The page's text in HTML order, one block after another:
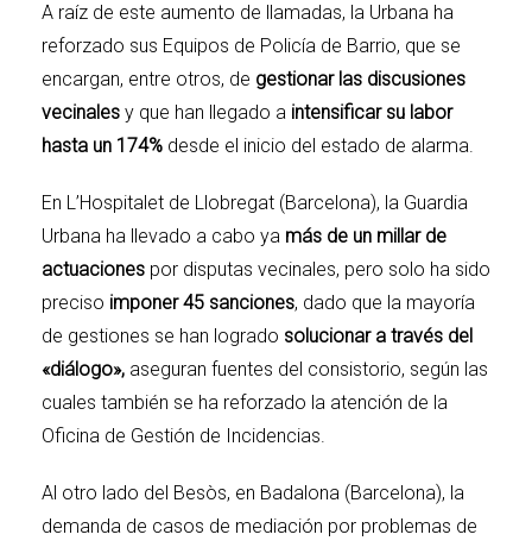
A raíz de este aumento de llamadas, la Urbana ha
reforzado sus Equipos de Policía de Barrio, que se
encargan, entre otros, de gestionar las discusiones
vecinales y que han llegado a intensificar su labor
hasta un 174% desde el inicio del estado de alarma.
En L’Hospitalet de Llobregat (Barcelona), la Guardia
Urbana ha llevado a cabo ya más de un millar de
actuaciones por disputas vecinales, pero solo ha sido
preciso imponer 45 sanciones, dado que la mayoría
de gestiones se han logrado solucionar a través del
«diálogo», aseguran fuentes del consistorio, según las
cuales también se ha reforzado la atención de la
Oficina de Gestión de Incidencias.
Al otro lado del Besòs, en Badalona (Barcelona), la
demanda de casos de mediación por problemas de